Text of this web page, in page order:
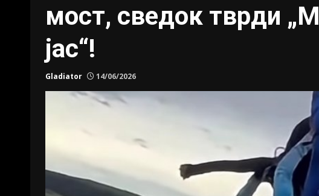
мост, сведок тврди
јас“!
Gladiator 14/06/2026